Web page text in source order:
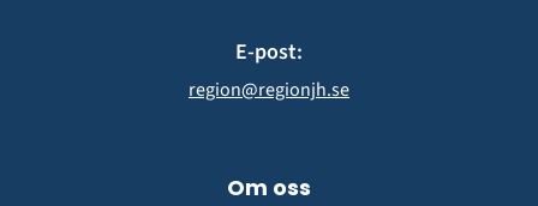
E-post:
region@regionjh.se
Om oss